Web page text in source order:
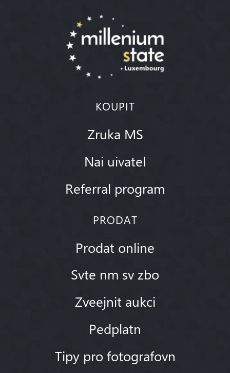
KOUPIT
Zruka MS
Nai uivatel
Referral program
PRODAT
Prodat online
Svte nm sv zbo
Zveejnit aukci
Pedplatn
Tipy pro fotografovn